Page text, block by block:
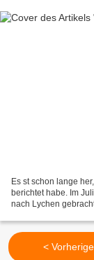
Es st schon lange
berichtet habe. Im
nach Lychen
<